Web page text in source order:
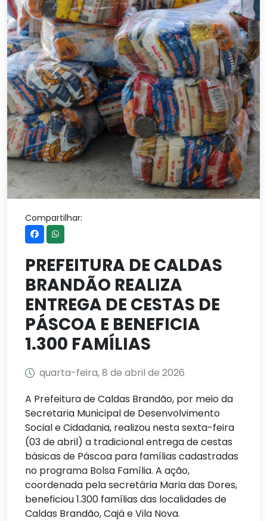
Compartilhar:
PREFEITURA DE CALDAS
BRANDÃO REALIZA
ENTREGA DE CESTAS DE
PÁSCOA E BENEFICIA
1.300 FAMÍLIAS
quarta-feira, 8 de abril de 2026
A Prefeitura de Caldas Brandão, por meio da
Secretaria Municipal de Desenvolvimento
Social e Cidadania, realizou nesta sexta-feira
(03 de abril) a tradicional entrega de cestas
básicas de Páscoa para famílias cadastradas
no programa Bolsa Família. A ação,
coordenada pela secretária Maria das Dores,
beneficiou 1.300 famílias das localidades de
Caldas Brandão, Cajá e Vila Nova.